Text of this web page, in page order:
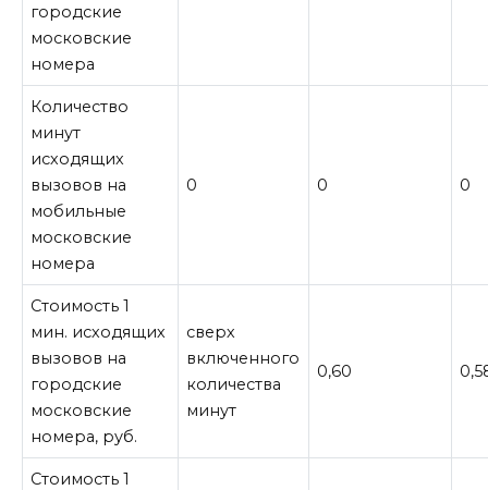
городские
московские
номера
Количество
минут
исходящих
вызовов на
мобильные
московские
номера
0 0 0
Стоимость 1
мин. исходящих
вызовов на
городские
московские
номера, руб.
сверх
включенного
количества
минут
0,60
Стоимость 1